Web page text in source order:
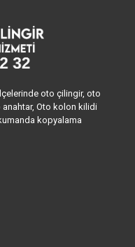
oto çilingir, oto
anahtar, Oto kolon kilidi
kopyalama